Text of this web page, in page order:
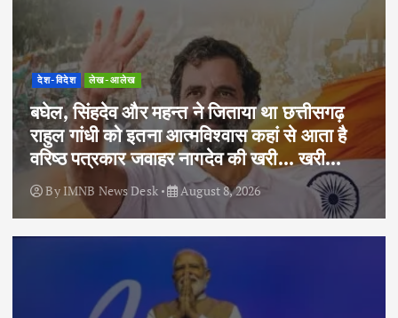
देश-विदेश लेख-आलेख
बघेल, सिंहदेव और महन्त ने जिताया था छत्तीसगढ़
राहुल गांधी को इतना आत्मविश्वास कहां से आता है
वरिष्ठ पत्रकार जवाहर नागदेव की खरी… खरी…
ByIMNB News Desk August 8, 2026